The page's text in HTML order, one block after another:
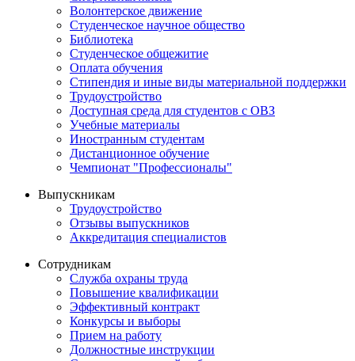
Волонтерское движение
Студенческое научное общество
Библиотека
Студенческое общежитие
Оплата обучения
Стипендия и иные виды материальной поддержки
Трудоустройство
Доступная среда для студентов с ОВЗ
Учебные материалы
Иностранным студентам
Дистанционное обучение
Чемпионат "Профессионалы"
Выпускникам
Трудоустройство
Отзывы выпускников
Аккредитация специалистов
Сотрудникам
Служба охраны труда
Повышение квалификации
Эффективный контракт
Конкурсы и выборы
Прием на работу
Должностные инструкции